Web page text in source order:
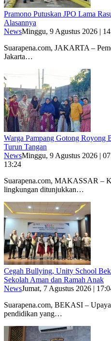
Pramono Putuskan JPO Lama
Alasannya
NewsMinggu, 9 Agustus 2026 |
Suarapena.com, JAKARTA –
Jakarta…
Warga Pampang Gotong Royong
Turun Tangan
NewsMinggu, 9 Agustus 2026 |
13:24
Suarapena.com, MAKASSAR –
lingkungan ditunjukkan…
Cegah Bullying, Unity School
Sekolah Aman dan Ramah Anak
NewsJumat, 7 Agustus 2026 |
Suarapena.com, BEKASI –
pendidikan yang…